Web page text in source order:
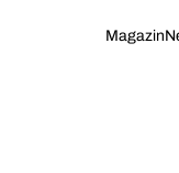
Magazin